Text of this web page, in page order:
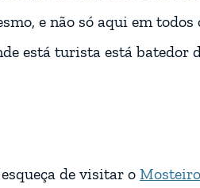
e não só aqui em
está turista está batedor
de visitar o